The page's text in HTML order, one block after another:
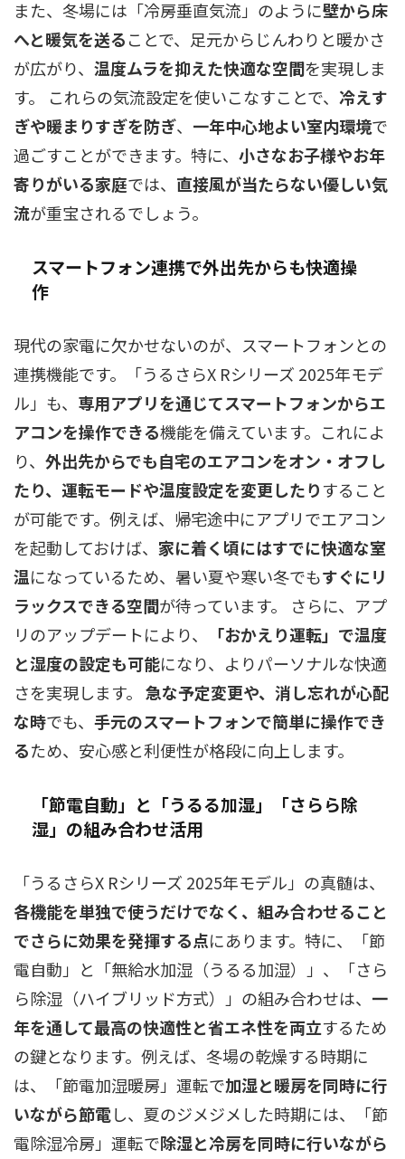
また、冬場には「冷房垂直気流」のように壁から床
へと暖気を送ることで、足元からじんわりと暖かさ
が広がり、 温度ムラを抑えた快適な空間を実現しま
す。 これらの気流設定を使いこなすことで、 冷えす
ぎや暖まりすぎを防ぎ、 一年中心地よい室内環境で
過ごすことができます。特に、 小さなお子様やお年
寄りがいる家庭では、 直接風が当たらない優しい気
流が重宝されるでしょう。
スマートフォン連携で外出先からも快適操
作
現代の家電に欠かせないのが、スマートフォンとの
連携機能です。「うるさらX Rシリーズ 2025年モデ
ル」も、 専用アプリを通じてスマートフォンからエ
アコンを操作できる機能を備えています。これによ
り、 外出先からでも自宅のエアコンをオン・オフし
たり、運転モードや温度設定を変更したりすること
が可能です。例えば、帰宅途中にアプリでエアコン
を起動しておけば、 家に着く頃にはすでに快適な室
温になっているため、暑い夏や寒い冬でもすぐにリ
ラックスできる空間が待っています。 さらに、アプ
リのアップデートにより、
「おかえり運転」で温度
と湿度の設定も可能になり、よりパーソナルな快適
さを実現します。 急な予定変更や、消し忘れが心配
な時でも、 手元のスマートフォンで簡単に操作でき
るため、安心感と利便性が格段に向上します。
「節電自動」と「うるる加湿」「さらら除
湿」の組み合わせ活用
「うるさらX Rシリーズ 2025年モデル」の真髄は、
各機能を単独で使うだけでなく、組み合わせること
でさらに効果を発揮する点にあります。特に、「節
電自動」と「無給水加湿（うるる加湿）」、「さら
ら除湿（ハイブリッド方式）」の組み合わせは、 一
年を通して最高の快適性と省エネ性を両立するため
の鍵となります。例えば、冬場の乾燥する時期に
は、「節電加湿暖房」運転で加湿と暖房を同時に行
いながら節電し、夏のジメジメした時期には、「節
電除湿冷房」運転で除湿と冷房を同時に行いながら